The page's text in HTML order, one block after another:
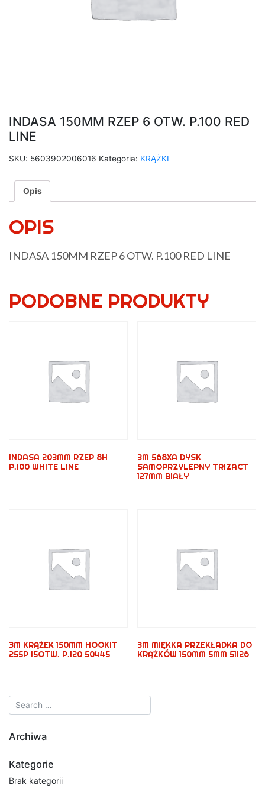
INDASA 150MM RZEP 6 OTW. P.100 RED
LINE
SKU: 5603902006016 Kategoria: KRĄŻKI
Opis
OPIS
INDASA 150MM RZEP 6 OTW. P.100 RED LINE
PODOBNE PRODUKTY
INDASA 203MM RZEP 8H
P.100 WHITE LINE
3M 568XA DYSK
SAMOPRZYLEPNY TRIZACT
127MM BIAŁY
3M KRĄŻEK 150MM HOOKIT
255P 15OTW. P.120 50445
3M MIĘKKA PRZEKŁADKA DO
KRĄŻKÓW 150MM 5MM 51126
Archiwa
Kategorie
Brak kategorii